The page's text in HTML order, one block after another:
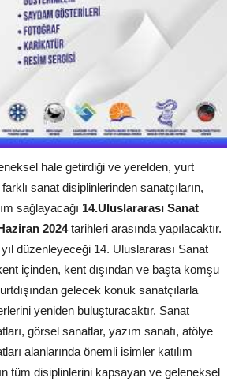
hale getirdiği ve yerelden, yurt
sanat disiplinlerinden sanatçıların,
sağlayacağı 14.Uluslararası Sanat
2024tarihleri arasında yapılacaktır.
düzenleyeceği 14. Uluslararası Sanat
içinden, kent dışından ve başta komşu
gelecek konuk sanatçılarla
yeniden buluşturacaktır. Sanat
görsel sanatlar, yazım sanatı, atölye
alanlarında önemli isimler katılım
tüm disiplinlerini kapsayan ve geleneksel